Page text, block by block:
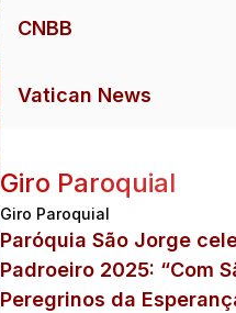
CNBB
Vatican News
Giro Paroquial
Giro Paroquial
Paróquia São Jorge
Padroeiro 2025: “Com
Peregrinos da